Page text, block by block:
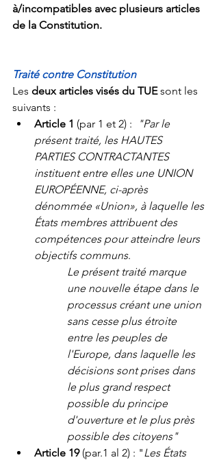
à/incompatibles avec plusieurs articles
de la Constitution.
Traité contre Constitution
Les deux articles visés du TUE sont les
suivants :
Article 1 (par 1 et 2) :
"Par le
présent traité, les HAUTES
PARTIES CONTRACTANTES
instituent entre elles une UNION
EUROPÉENNE, ci-après
dénommée «Union», à laquelle les
États membres attribuent des
compétences pour atteindre leurs
objectifs communs.
Le présent traité marque
une nouvelle étape dans le
processus créant une union
sans cesse plus étroite
entre les peuples de
l'Europe, dans laquelle les
décisions sont prises dans
le plus grand respect
possible du principe
d'ouverture et le plus près
possible des citoyens"
Article 19 (par.1 al 2) : "Les États